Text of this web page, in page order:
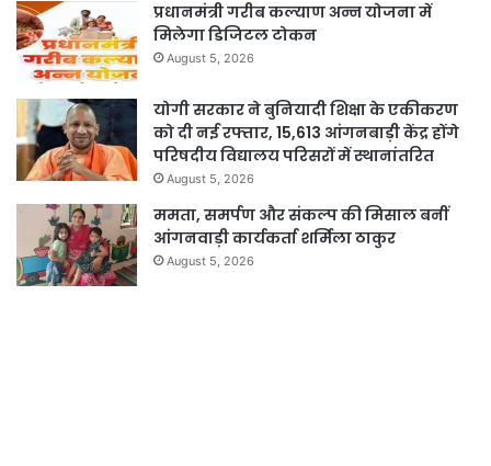
प्रधानमंत्री गरीब कल्याण अन्न योजना में
मिलेगा डिजिटल टोकन
August 5, 2026
योगी सरकार ने बुनियादी शिक्षा के एकीकरण
को दी नई रफ्तार, 15,613 आंगनबाड़ी केंद्र होंगे
परिषदीय विद्यालय परिसरों में स्थानांतरित
August 5, 2026
ममता, समर्पण और संकल्प की मिसाल बनीं
आंगनवाड़ी कार्यकर्ता शर्मिला ठाकुर
August 5, 2026